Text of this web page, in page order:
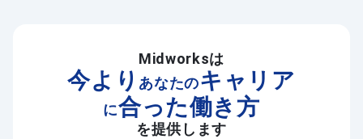
Midworksは
今より あなたのキャリア
に合った働き方
を提供します